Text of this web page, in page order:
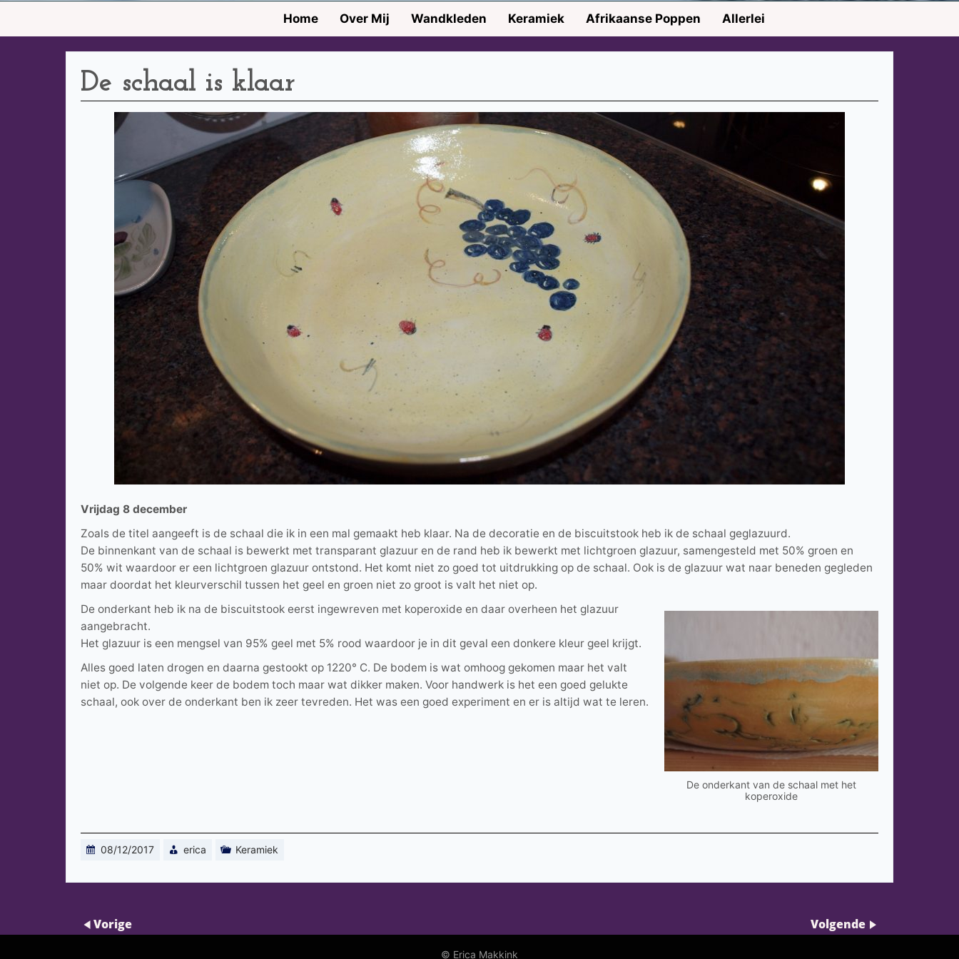
Home Over Mij Wandkleden Keramiek Afrikaanse Poppen Allerlei
De schaal is klaar
Vrijdag 8 december
Zoals de titel aangeeft is de schaal die ik in een mal gemaakt heb klaar. Na de decoratie en de biscuitstook heb ik de schaal geglazuurd.
De binnenkant van de schaal is bewerkt met transparant glazuur en de rand heb ik bewerkt met lichtgroen glazuur, samengesteld met 50% groen en
50% wit waardoor er een lichtgroen glazuur ontstond. Het komt niet zo goed tot uitdrukking op de schaal. Ook is de glazuur wat naar beneden gegleden
maar doordat het kleurverschil tussen het geel en groen niet zo groot is valt het niet op.
De onderkant van de schaal met het
koperoxide
De onderkant heb ik na de biscuitstook eerst ingewreven met koperoxide en daar overheen het glazuur
aangebracht.
Het glazuur is een mengsel van 95% geel met 5% rood waardoor je in dit geval een donkere kleur geel krijgt.
Alles goed laten drogen en daarna gestookt op 1220° C. De bodem is wat omhoog gekomen maar het valt
niet op. De volgende keer de bodem toch maar wat dikker maken. Voor handwerk is het een goed gelukte
schaal, ook over de onderkant ben ik zeer tevreden. Het was een goed experiment en er is altijd wat te leren.
08/12/2017 erica Keramiek
Vorige Volgende
© Erica Makkink